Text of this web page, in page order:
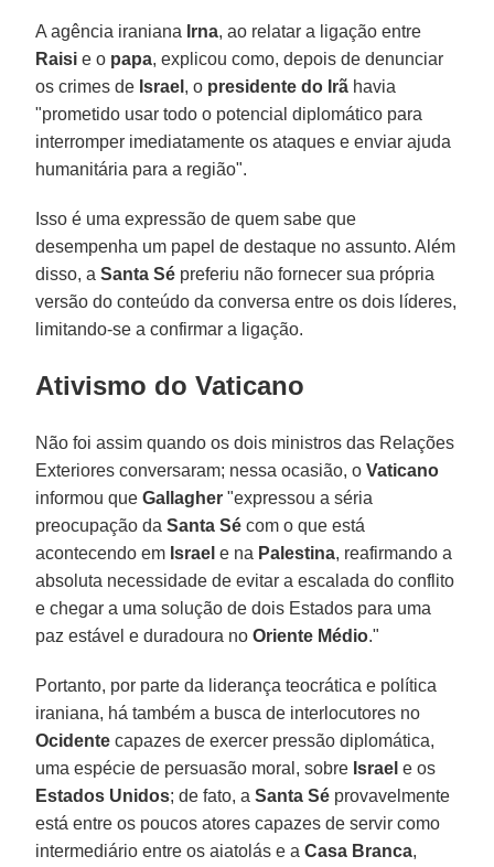
A agência iraniana Irna, ao relatar a ligação entre
Raisi e o papa, explicou como, depois de denunciar
os crimes de Israel , o presidente do Irã havia
"prometido usar todo o potencial diplomático para
interromper imediatamente os ataques e enviar ajuda
humanitária para a região".
Isso é uma expressão de quem sabe que
desempenha um papel de destaque no assunto. Além
disso, aSanta Sé preferiu não fornecer sua própria
versão do conteúdo da conversa entre os dois líderes,
limitando-se a confirmar a ligação.
Ativismo do Vaticano
Não foi assim quando os dois ministros das Relações
Exteriores conversaram; nessa ocasião, oVaticano
informou queGallagher "expressou a séria
preocupação daSanta Sé com o que está
acontecendo em Israel e na Palestina, reafirmando a
absoluta necessidade de evitar a escalada do conflito
e chegar a uma solução de dois Estados para uma
paz estável e duradoura noOriente Médio."
Portanto, por parte da liderança teocrática e política
iraniana, há também a busca de interlocutores no
Ocidente capazes de exercer pressão diplomática,
uma espécie de persuasão moral, sobre Israel e os
Estados Unidos; de fato, aSanta Sé provavelmente
está entre os poucos atores capazes de servir como
intermediário entre os aiatolás e aCasa Branca,